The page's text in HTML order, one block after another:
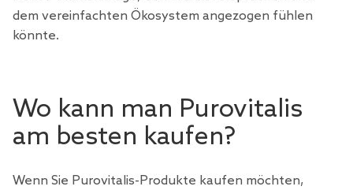
dem vereinfachten Ökosystem angezogen fühlen
könnte.
Wo kann man Purovitalis
am besten kaufen?
Wenn Sie Purovitalis-Produkte kaufen möchten,